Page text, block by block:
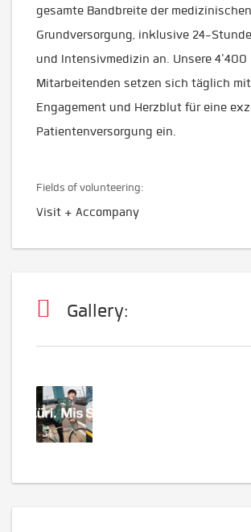
gesamte Bandbreite der medizinischen
Grundversorgung, inklusive 24-
und Intensivmedizin an. Unsere 4'400
Mitarbeitenden setzen sich täglich
Engagement und Herzblut für eine
Patientenversorgung ein.
Fields of volunteering:
Visit + Accompany
Gallery: